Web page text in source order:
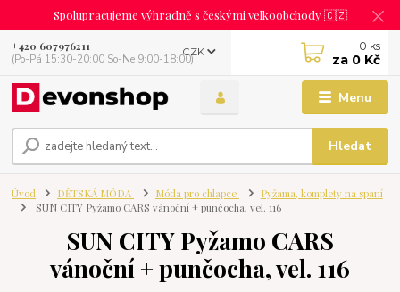
Spolupracujeme výhradně s českými velkoobchody 🇨🇿
Menu
CZK
Hledat
+420 607976211
(Po-Pá 15:30-20:00 So-Ne 9:00-18:00)
0 ks
za 0 Kč
Úvod DĚTSKÁ MÓDA Móda pro chlapce
Pyžama, komplety na spaní
SUN CITY Pyžamo CARS vánoční + punčocha, vel. 116
SUN CITY Pyžamo CARS
vánoční + punčocha, vel. 116